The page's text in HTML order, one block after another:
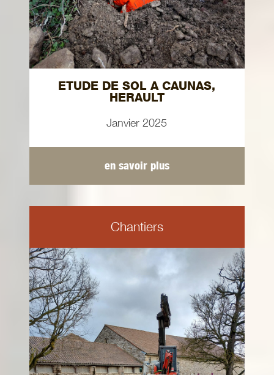
ETUDE DE SOL A CAUNAS,
HERAULT
Janvier 2025
en savoir plus
Chantiers